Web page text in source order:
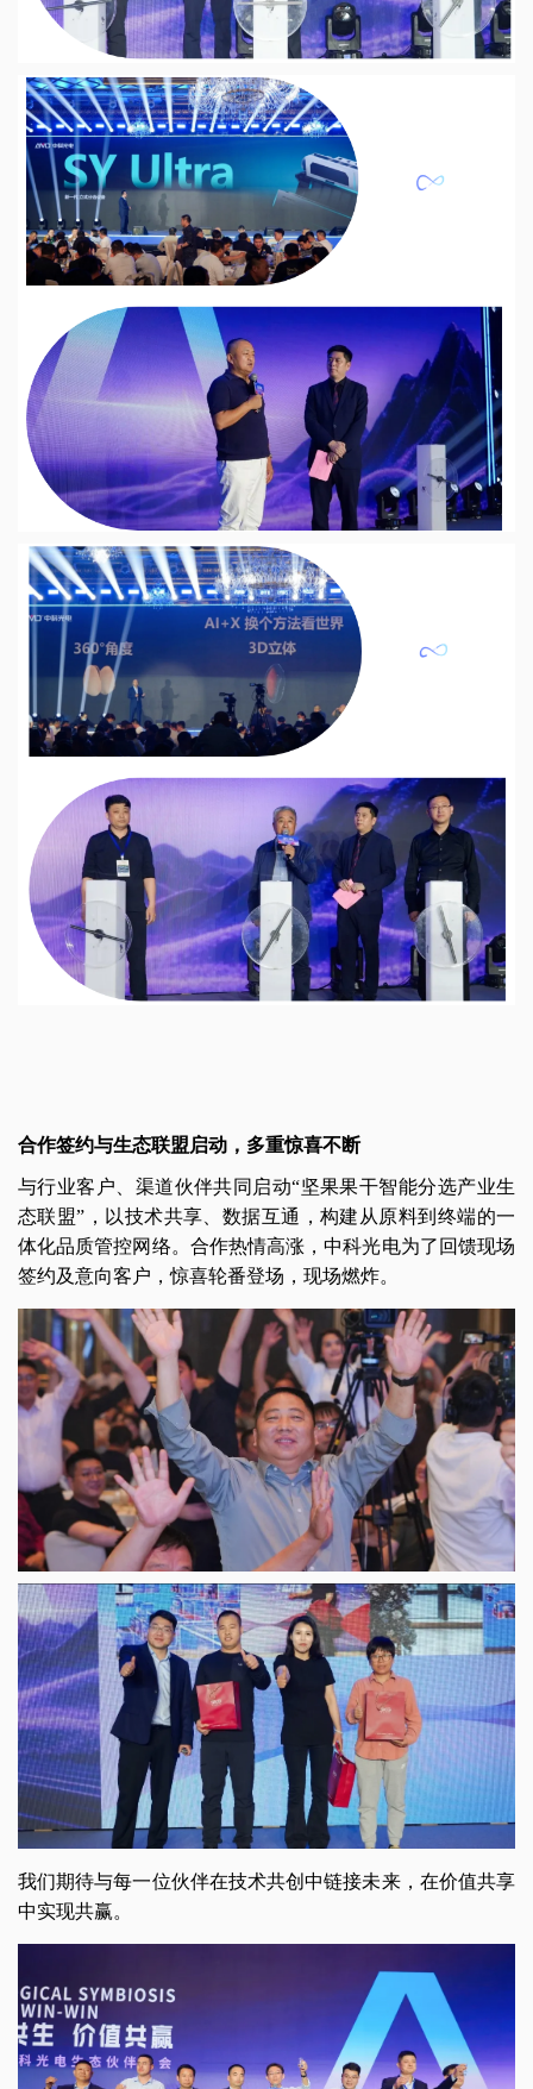
合作签约与生态联盟启动，多重惊喜不断
与行业客户、渠道伙伴共同启动“坚果果干智能分选产业生
态联盟”，以技术共享、数据互通，构建从原料到终端的一
体化品质管控网络。合作热情高涨，中科光电为了回馈现场
签约及意向客户，惊喜轮番登场，现场燃炸。
我们期待与每一位伙伴在技术共创中链接未来，在价值共享
中实现共赢。